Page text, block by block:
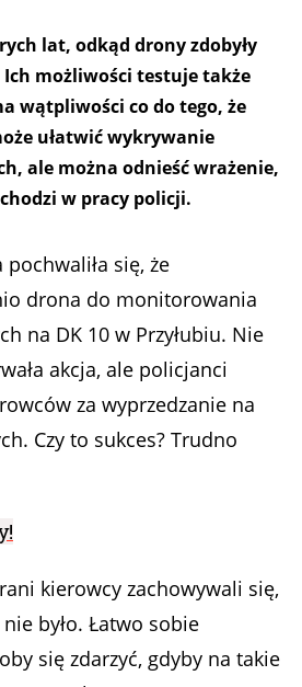
lat, odkąd drony zdobyły
możliwości testuje także
wątpliwości co do tego, że
ułatwić wykrywanie
ale można odnieść wrażenie,
w pracy policji.
się, że
drona do monitorowania
na DK 10 w Przyłubiu. Nie
akcja, ale policjanci
za wyprzedzanie na
Czy to sukces? Trudno
kierowcy zachowywali się,
było. Łatwo sobie
się zdarzyć, gdyby na takie